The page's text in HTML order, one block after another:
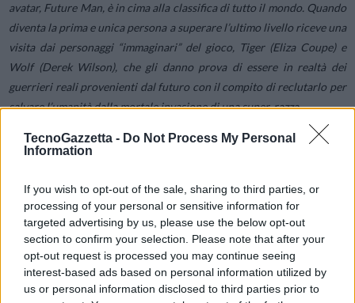
TecnoGazzetta - Do Not Process My Personal
Information
If you wish to opt-out of the sale, sharing to third parties, or
processing of your personal or sensitive information for
targeted advertising by us, please use the below opt-out
section to confirm your selection. Please note that after your
opt-out request is processed you may continue seeing
interest-based ads based on personal information utilized by
us or personal information disclosed to third parties prior to
avatar, Future Man, è in cima alla classifica di tutto il mondo. Quando
diventa la prima e unica persona a superare l’ultimo livello riceve una
visita dai personaggi “immaginari” del gioco, Tiger (Eliza Coupe) e
Wolf (Derek Wilson), che gli danno prova di essere in realtà dei
guerrieri reali provenienti dal futuro con il compito di reclutarlo per
salvare l’umanità dalla mortale invasione di una super-razza.
PROVA AMAZON PRIME GRATIS CON TECNOGAZZETTA
Non è tutto: il film The Upside sarà disponibile in esclusiva su Prime
Videodal 18 Aprile 2019in versione doppiata e sottotitolata.
Dell (Kevin Hart) è un disoccupato in libertà vigilata e non può
vedere suo figlio. Il destino gli offre un’occasione unica: diventare il
badante di Philip (Bryan Cranston), un miliardario paralizzato dal
collo in giù. Riuscirà questo ex-carcerato chiacchierone a prendersi